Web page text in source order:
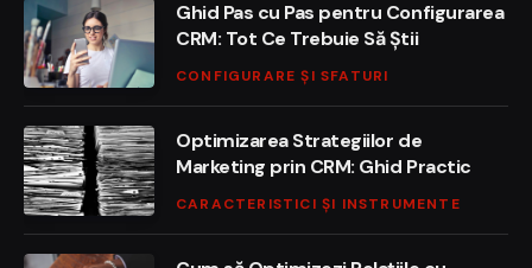
Ghid Pas cu Pas pentru Configurarea
CRM: Tot Ce Trebuie Să Știi
CONFIGURARE ȘI SFATURI
Optimizarea Strategiilor de
Marketing prin CRM: Ghid Practic
CARACTERISTICI ȘI INSTRUMENTE